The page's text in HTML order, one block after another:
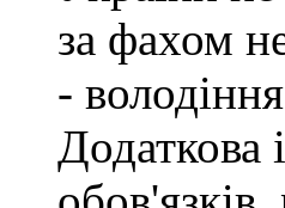
за фахом
-
Додаткова